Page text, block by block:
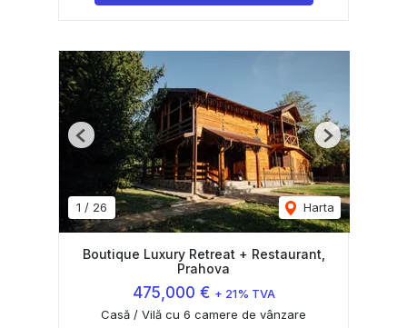
1 / 26 Harta
Previous Next
Boutique Luxury Retreat + Restaurant,
Prahova
475,000 € + 21% TVA
Casă / Vilă cu 6 camere de vânzare